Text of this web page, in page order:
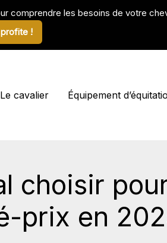
Le cavalier Équipement
choisir
prix en
comprendre les besoins de votre
profite !